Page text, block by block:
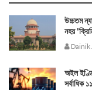
উচ্চতম
নহয়
অইল
সর্বাধিক